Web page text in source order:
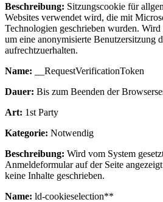
Beschreibung: Sitzungscookie für
Websites verwendet wird, die mit
Technologien geschrieben wurden.
um eine anonymisierte Benutzersitzung
aufrechtzuerhalten.
Name: __RequestVerificationToken
Dauer: Bis zum Beenden der
Art: 1st Party
Kategorie: Notwendig
Beschreibung: Wird vom System
Anmeldeformular auf der Seite
keine Inhalte geschrieben.
Name: ld-cookieselection**